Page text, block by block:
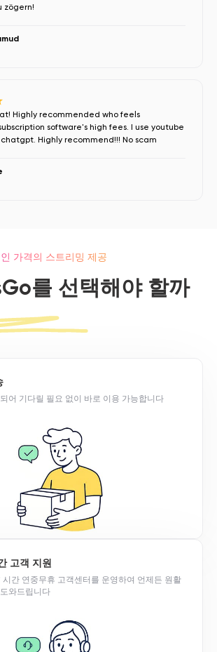
zögern!
Highly recommended who feels
software's high fees. I use youtube
Highly recommend!!! No scam
가격의 스트리밍 제공
를 선택해야 할까
어 기다릴 필요 없이 바로 이용 가능합니다
고객 지원
간 연중무휴 고객센터를 운영하여 언제든 원활
와드립니다